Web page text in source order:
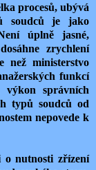
procesů, ubývá
soudců je jako
úplně jasné,
zrychlení
než ministerstvo
funkcí
výkon správních
typů soudců od
nepovede k
o nutnosti zřízení